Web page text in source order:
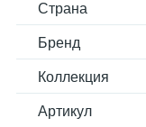
Страна
Бренд
Коллекция
Артикул